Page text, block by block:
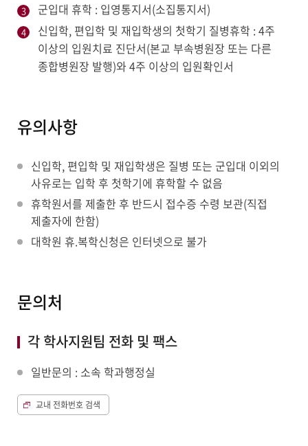
군입대 휴학 : 입영통지서(소집통지서)
신입학, 편입학 및 재입학생의 첫학기 질병휴학 : 4주
이상의 입원치료 진단서(본교 부속병원장 또는 다른
종합병원장 발행)와 4주 이상의 입원확인서
유의사항
신입학, 편입학 및 재입학생은 질병 또는 군입대 이외의
사유로는 입학 후 첫학기에 휴학할 수 없음
휴학원서를 제출한 후 반드시 접수증 수령 보관(직접
제출자에 한함)
대학원 휴.복학신청은 인터넷으로 불가
문의처
각 학사지원팀 전화 및 팩스
일반문의 : 소속 학과행정실
교내 전화번호 검색